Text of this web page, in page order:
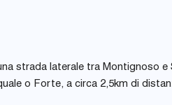
strada laterale tra Montignoso
o Forte, a circa 2,5km di